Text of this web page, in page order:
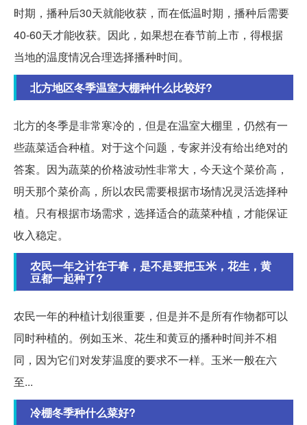
时期，播种后30天就能收获，而在低温时期，播种后需要
40-60天才能收获。因此，如果想在春节前上市，得根据
当地的温度情况合理选择播种时间。
北方地区冬季温室大棚种什么比较好?
北方的冬季是非常寒冷的，但是在温室大棚里，仍然有一
些蔬菜适合种植。对于这个问题，专家并没有给出绝对的
答案。因为蔬菜的价格波动性非常大，今天这个菜价高，
明天那个菜价高，所以农民需要根据市场情况灵活选择种
植。只有根据市场需求，选择适合的蔬菜种植，才能保证
收入稳定。
农民一年之计在于春，是不是要把玉米，花生，黄
豆都一起种了?
农民一年的种植计划很重要，但是并不是所有作物都可以
同时种植的。例如玉米、花生和黄豆的播种时间并不相
同，因为它们对发芽温度的要求不一样。玉米一般在六
至...
冷棚冬季种什么菜好?